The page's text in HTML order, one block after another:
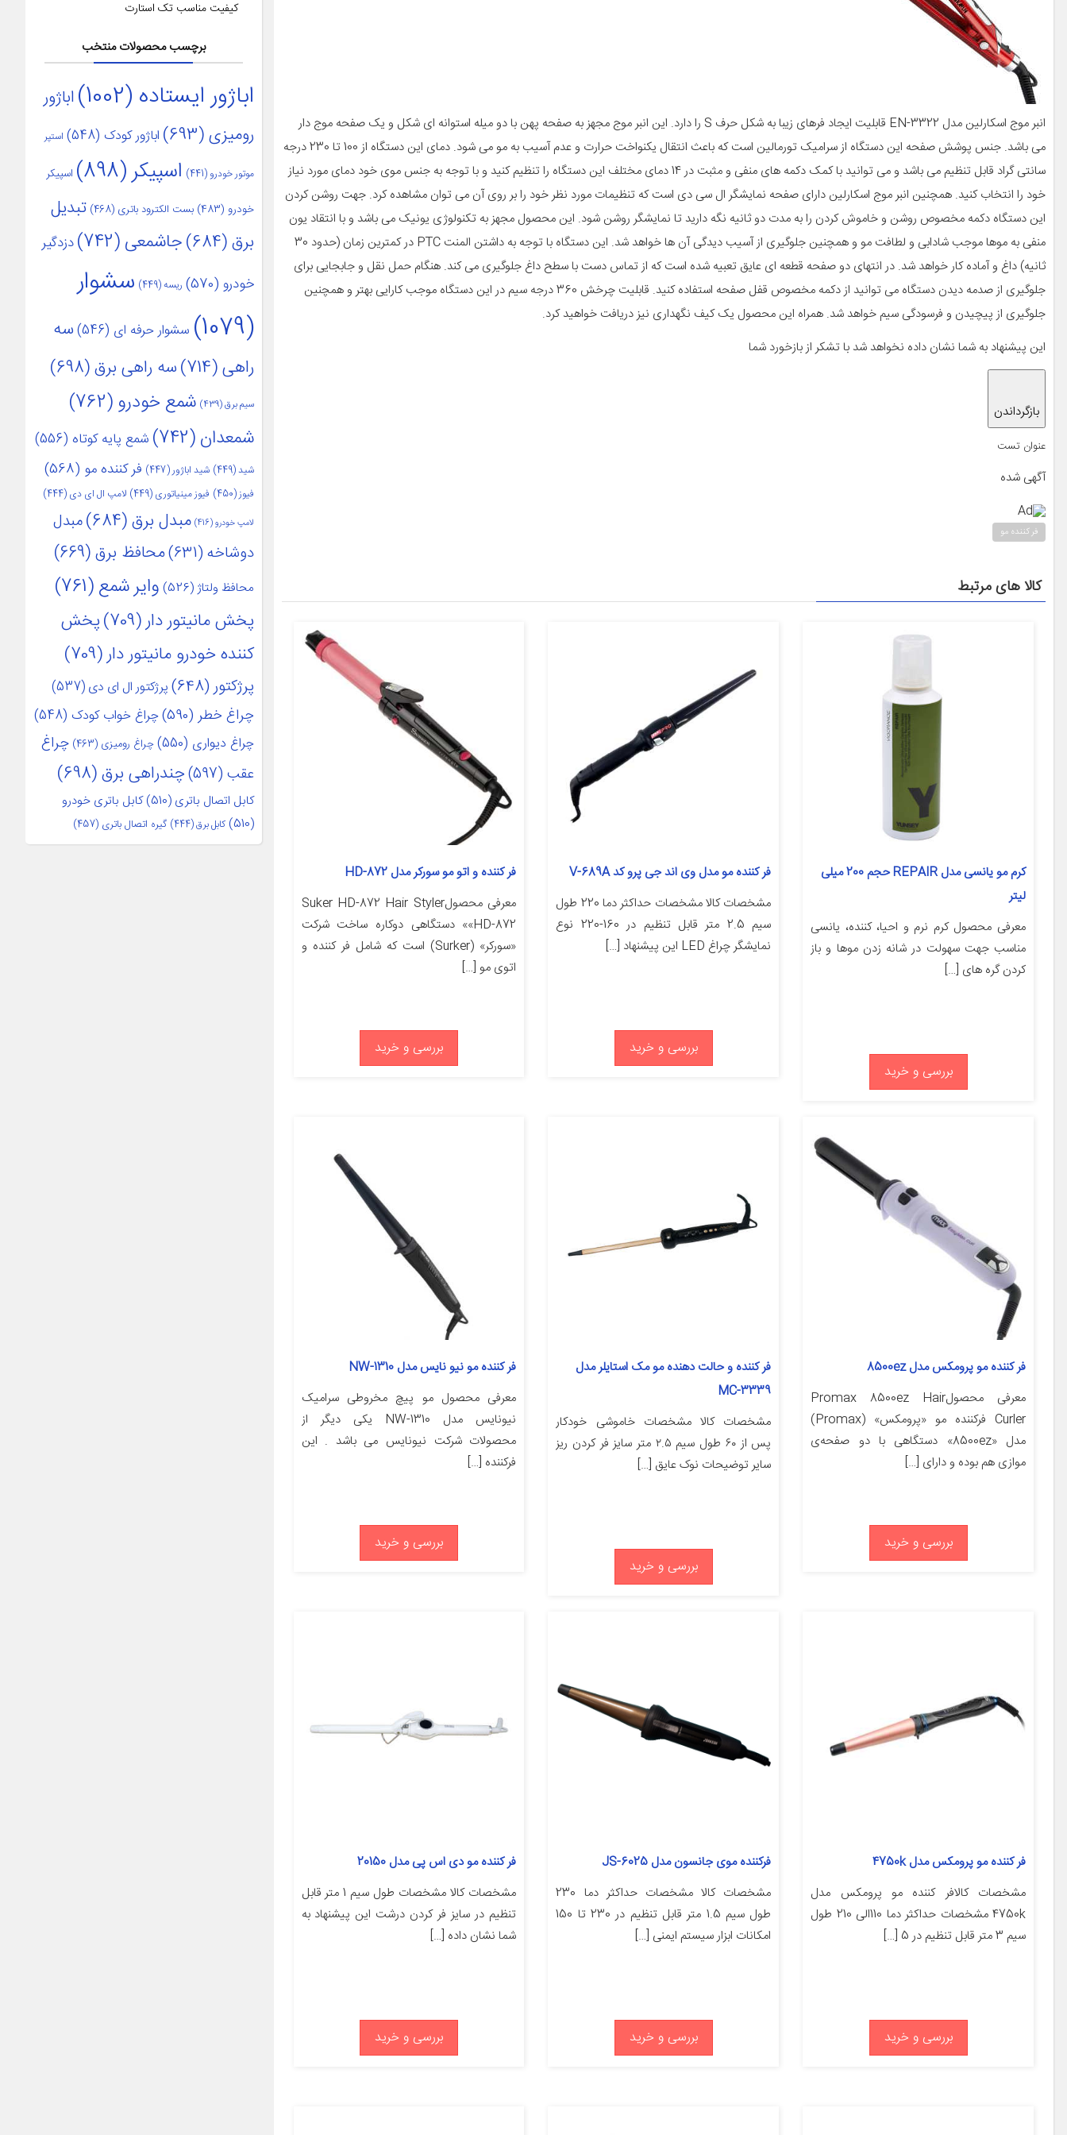
انبر موج اسکارلین مدل EN-3322 قابلیت ایجاد فرهای زیبا به شکل حرف S را دارد. این انبر موج مجهز به صفحه پهن با دو میله استوانه ای شکل و یک صفحه موج دار
می باشد. جنس پوشش صفحه این دستگاه از سرامیک تورمالین است که باعث انتقال یکنواخت حرارت و عدم آسیب به مو می شود. دمای این دستگاه از 100 تا 230 درجه
سانتی گراد قابل تنظیم می باشد و می توانید با کمک دکمه های منفی و مثبت در 14 دمای مختلف این دستگاه را تنظیم کنید و با توجه به جنس موی خود دمای مورد نیاز
خود را انتخاب کنید. همچنین انبر موج اسکارلین دارای صفحه نمایشگر ال سی دی است که تنظیمات مورد نظر خود را بر روی آن می توان مشاهده کرد. جهت روشن کردن
این دستگاه دکمه مخصوص روشن و خاموش کردن را به مدت دو ثانیه نگه دارید تا نمایشگر روشن شود. این محصول مجهز به تکنولوژی یونیک می باشد و با انتقاد یون
منفی به موها موجب شادابی و لطافت مو و همچنین جلوگیری از آسیب دیدگی آن ها خواهد شد. این دستگاه با توجه به داشتن المنت PTC در کمترین زمان (حدود 30
ثانیه) داغ و آماده کار خواهد شد. در انتهای دو صفحه قطعه ای عایق تعبیه شده است که از تماس دست با سطح داغ جلوگیری می کند. هنگام حمل نقل و جابجایی برای
جلوگیری از صدمه دیدن دستگاه می توانید از دکمه مخصوص قفل صفحه استفاده کنید. قابلیت چرخش 360 درجه سیم در این دستگاه موجب کارایی بهتر و همچنین
جلوگیری از پیچیدن و فرسودگی سیم خواهد شد. همراه این محصول یک کیف نگهداری نیز دریافت خواهید کرد.
این پیشنهاد به شما نشان داده نخواهد شد با تشکر از باز‌خورد شما
بازگرداندن
عنوان تست
آگهی شده
Ad
فر کننده مو
کالا های مرتبط
کرم مو یانسی مدل REPAIR حجم 200 میلی
لیتر
معرفی محصول کرم نرم و احیا، کننده، یانسی
مناسب جهت سهولت در شانه زدن موها و باز
کردن گره های […]
بررسی و خرید
فر کننده مو مدل وی اند جی پرو کد V-689A
مشخصات کالا مشخصات حداکثر دما 220 طول
سیم 2.5 متر قابل تنظیم در 160-220 نوع
نمایشگر چراغ LED این پیشنهاد […]
بررسی و خرید
فر کننده و اتو مو سورکر مدل HD-872
معرفی محصولSuker HD-872 Hair Styler
«HD-872» دستگاهی دوکاره ساخت شرکت
«سورکر» (Surker) است که شامل فر کننده و
اتوی مو […]
بررسی و خرید
فر کننده مو پرومکس مدل 8500ez
معرفی محصولPromax 8500ez Hair
Curler فرکننده مو «پرومکس» (Promax)
مدل «8500ez» دستگاهی با دو صفحه‌ی
موازی هم بوده و دارای […]
بررسی و خرید
فر کننده و حالت دهنده مو مک استایلر مدل
MC-3339
مشخصات کالا مشخصات خاموشی خودکار
پس از ۶۰ طول سیم ۲.۵ متر سایز فر کردن ریز
سایر توضیحات نوک عایق […]
بررسی و خرید
فر کننده مو نیو نایس مدل NW-1310
معرفی محصول مو پیچ مخروطی سرامیک
نیونایس مدل NW-1310 یکی دیگر از
محصولات شرکت نیونایس می باشد . این
فرکننده […]
بررسی و خرید
فر کننده مو پرومکس مدل 4750k
مشخصات کالافر کننده مو پرومکس مدل
4750k مشخصات حداکثر دما 110الی 210 طول
سیم 3 متر قابل تنظیم در 5 […]
بررسی و خرید
فرکننده موی جانسون مدل JS-6025
مشخصات کالا مشخصات حداکثر دما 230
طول سیم 1.5 متر قابل تنظیم در 230 تا 150
امکانات ابزار سیستم ایمنی […]
بررسی و خرید
فر کننده مو دی اس پی مدل 20150
مشخصات کالا مشخصات طول سیم 1 متر قابل
تنظیم در سایز فر کردن درشت این پیشنهاد به
شما نشان داده […]
بررسی و خرید
کیفیت مناسب تک استارت
برچسب محصولات منتخب
اباژور ایستاده (1002)
اباژور
رومیزی(693) اباژور کودک (548) استپر
موتور خودرو (441) اسپیکر(898) اسپیکر
خودرو (483) بست الکترود باتری (468)
تبدیل
برق(684) جاشمعی(742)
دزدگیر
خودرو (570) ریسه(449)
سشوار
(1079)
سشوار حرفه ای (546)
سه
راهی(714) سه راهی برق(698)
سیم برق(439) شمع خودرو(762)
شمعدان(742) شمع پایه کوتاه (556)
شید(449) شید اباژور(447) فر کننده مو (568)
فیوز(450) فیوز مینیاتوری (449) لامپ ال ای دی (444)
لامپ خودرو(416) مبدل برق(684)
مبدل
دوشاخه(631) محافظ برق(669)
محافظ ولتاژ(526) وایر شمع(761)
پخش مانیتور دار(709)
پخش
کننده خودرو مانیتور دار(709)
پرژکتور(648) پرژکتور ال ای دی(537)
چراغ خطر(590) چراغ خواب کودک (548)
چراغ دیواری (550) چراغ رومیزی (463)
چراغ
عقب (597) چندراهی برق(698)
کابل اتصال باتری (510)
کابل باتری خودرو
(510)
کابل برق(444) گیره اتصال باتری (457)